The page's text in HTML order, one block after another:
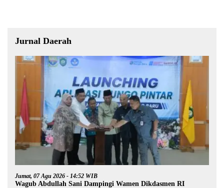
Jurnal Daerah
Jumat, 07 Agu 2026 - 14:52 WIB
Wagub Abdullah Sani Dampingi Wamen Dikdasmen RI